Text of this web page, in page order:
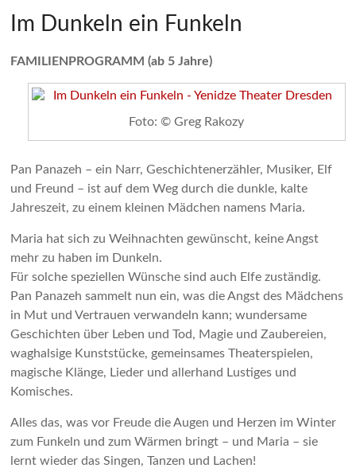
Im Dunkeln ein Funkeln
FAMILIENPROGRAMM (ab 5 Jahre)
Foto: © Greg Rakozy
Pan Panazeh – ein Narr, Geschichtenerzähler, Musiker, Elf
und Freund – ist auf dem Weg durch die dunkle, kalte
Jahreszeit, zu einem kleinen Mädchen namens Maria.
Maria hat sich zu Weihnachten gewünscht, keine Angst
mehr zu haben im Dunkeln.
Für solche speziellen Wünsche sind auch Elfe zuständig.
Pan Panazeh sammelt nun ein, was die Angst des Mädchens
in Mut und Vertrauen verwandeln kann; wundersame
Geschichten über Leben und Tod, Magie und Zaubereien,
waghalsige Kunststücke, gemeinsames Theaterspielen,
magische Klänge, Lieder und allerhand Lustiges und
Komisches.
Alles das, was vor Freude die Augen und Herzen im Winter
zum Funkeln und zum Wärmen bringt – und Maria – sie
lernt wieder das Singen, Tanzen und Lachen!